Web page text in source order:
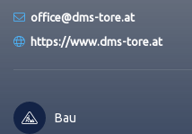
office@dms-tore.at
https://www.dms-tore.at
Bau